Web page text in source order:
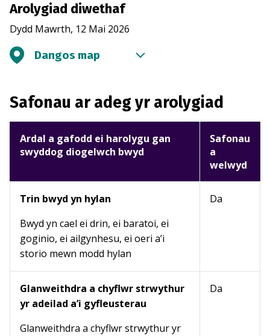
Arolygiad diwethaf
Dydd Mawrth, 12 Mai 2026
Dangos map
Safonau ar adeg yr arolygiad
Ardal a gafodd ei harolygu gan
swyddog diogelwch bwyd
Safonau
a
welwyd
Trin bwyd yn hylan
Bwyd yn cael ei drin, ei baratoi, ei
goginio, ei ailgynhesu, ei oeri a’i
storio mewn modd hylan
Da
Glanweithdra a chyflwr strwythur
yr adeilad a’i gyfleusterau
Glanweithdra a chyflwr strwythur yr
Da